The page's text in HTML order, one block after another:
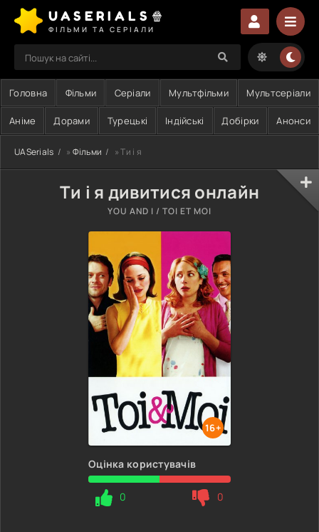
UASERIALS🍿
ФІЛЬМИ ТА СЕРІАЛИ
Головна Фільми Серіали Мультфільми Мультсеріали
Аніме Дорами Турецькі Індійські Добірки Анонси
UASerials » Фільми » Ти і я
Ти і я дивитися онлайн
YOU AND I / TOI ET MOI
16+
Оцінка користувачів
0 0